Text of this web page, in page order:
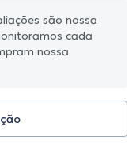
são nossa
cada
nossa